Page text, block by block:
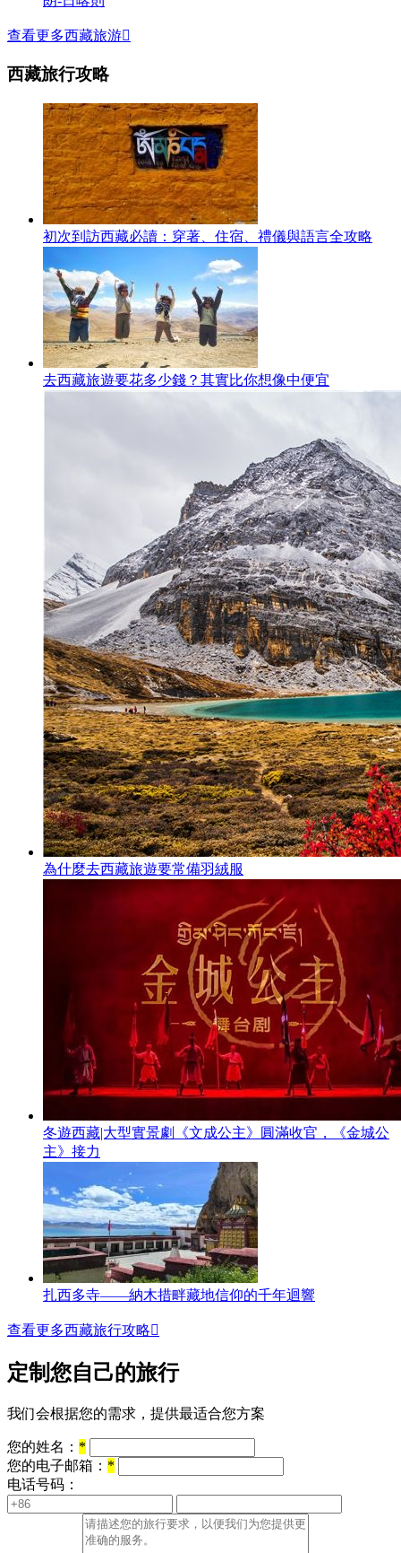
查看更多西藏旅游
西藏旅行攻略
初次到訪西藏必讀：穿著、住宿、禮儀與語言全攻略
去西藏旅遊要花多少錢？其實比你想像中便宜
為什麼去西藏旅遊要常備羽絨服
冬遊西藏|大型實景劇《文成公主》圓滿收官，《金城公
主》接力
扎西多寺——納木措畔藏地信仰的千年迴響
查看更多西藏旅行攻略
定制您自己的旅行
我们会根据您的需求，提供最适合您方案
您的姓名： *
您的电子邮箱： *
电话号码：